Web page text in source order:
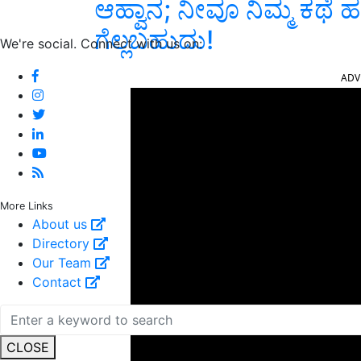
We're social. Connect with us on:
More Links
About us
Directory
Our Team
Contact
CLOSE
ಆಹ್ವಾನ; ನೀವೂ ನಿಮ್ಮ ಕಥೆ
ಗೆಲ್ಲಬಹುದು!